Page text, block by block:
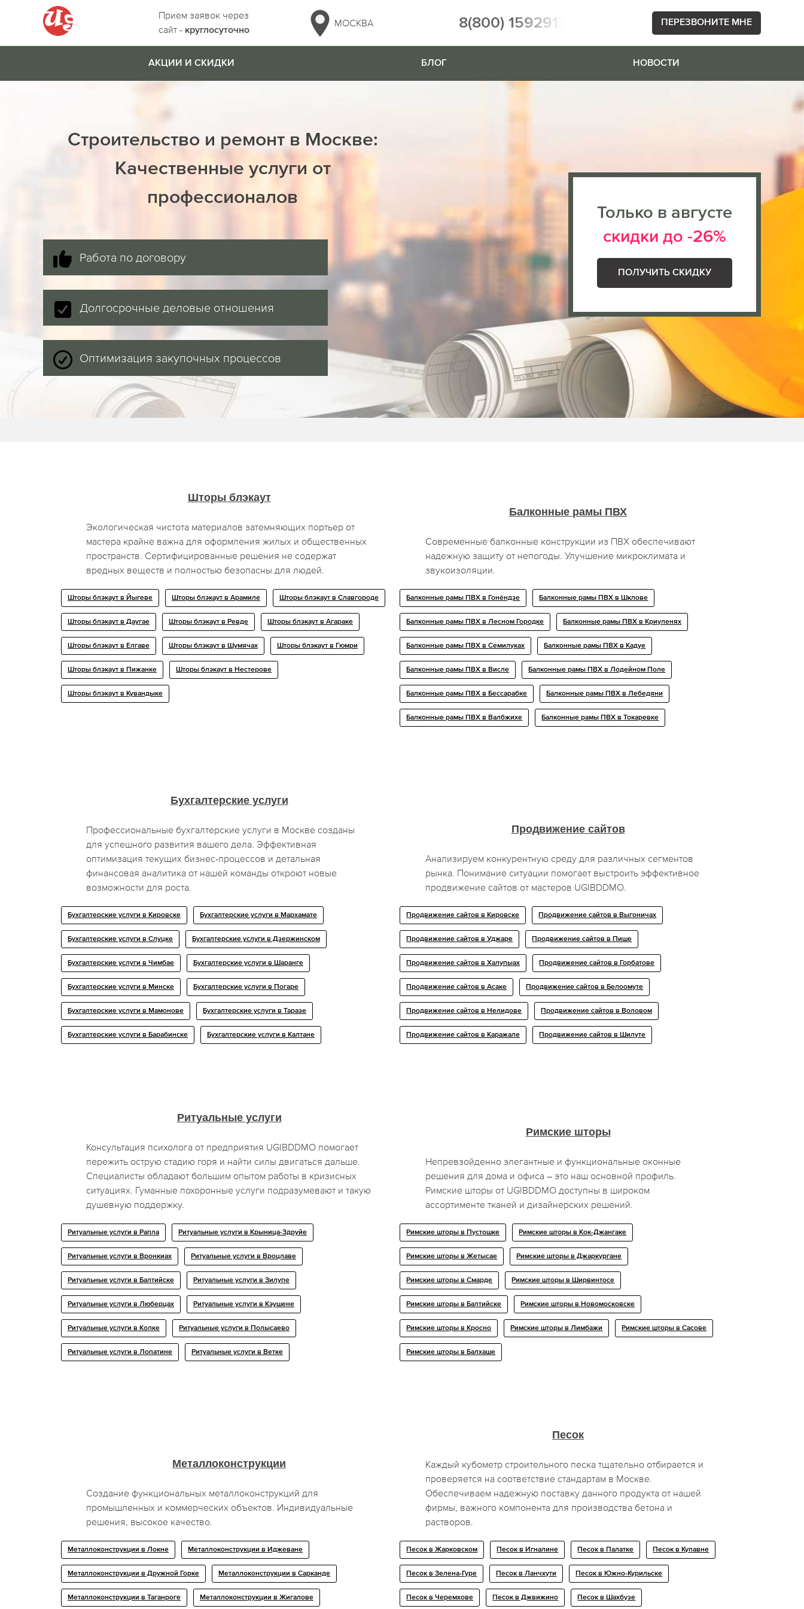
Прием заявок через
сайт - круглосуточно
МОСКВА 8(800) 1592913 ПЕРЕЗВОНИТЕ МНЕ
АКЦИИ И СКИДКИ БЛОГ НОВОСТИ
Строительство и ремонт в Москве:
Качественные услуги от
профессионалов
Работа по договору
Долгосрочные деловые отношения
Оптимизация закупочных процессов
Только в августе
скидки до -26%
ПОЛУЧИТЬ СКИДКУ
Шторы блэкаут
Экологическая чистота материалов затемняющих портьер от
мастера крайне важна для оформления жилых и общественных
пространств. Сертифицированные решения не содержат
вредных веществ и полностью безопасны для людей.
Шторы блэкаут в Йыгеве Шторы блэкаут в Арамиле Шторы блэкаут в Славгороде
Шторы блэкаут в Даугае Шторы блэкаут в Ревде Шторы блэкаут в Агараке
Шторы блэкаут в Елгаве Шторы блэкаут в Шумячах Шторы блэкаут в Гюмри
Шторы блэкаут в Пижанке Шторы блэкаут в Нестерове
Шторы блэкаут в Кувандыке
Балконные рамы ПВХ
Современные балконные конструкции из ПВХ обеспечивают
надежную защиту от непогоды. Улучшение микроклимата и
звукоизоляции.
Балконные рамы ПВХ в Гонёндзе Балконные рамы ПВХ в Шклове
Балконные рамы ПВХ в Лесном Городке Балконные рамы ПВХ в Криуленях
Балконные рамы ПВХ в Семилуках Балконные рамы ПВХ в Кадуе
Балконные рамы ПВХ в Висле Балконные рамы ПВХ в Лодейном Поле
Балконные рамы ПВХ в Бессарабке Балконные рамы ПВХ в Лебедяни
Балконные рамы ПВХ в Валбжихе Балконные рамы ПВХ в Токаревке
Бухгалтерские услуги
Профессиональные бухгалтерские услуги в Москве созданы
для успешного развития вашего дела. Эффективная
оптимизация текущих бизнес-процессов и детальная
финансовая аналитика от нашей команды откроют новые
возможности для роста.
Бухгалтерские услуги в Кировске Бухгалтерские услуги в Мархамате
Бухгалтерские услуги в Слуцке Бухгалтерские услуги в Дзержинском
Бухгалтерские услуги в Чимбае Бухгалтерские услуги в Шаранге
Бухгалтерские услуги в Минске Бухгалтерские услуги в Погаре
Бухгалтерские услуги в Мамонове Бухгалтерские услуги в Таразе
Бухгалтерские услуги в Барабинске Бухгалтерские услуги в Калтане
Продвижение сайтов
Анализируем конкурентную среду для различных сегментов
рынка. Понимание ситуации помогает выстроить эффективное
продвижение сайтов от мастеров UGIBDDMO.
Продвижение сайтов в Кировске Продвижение сайтов в Выгоничах
Продвижение сайтов в Уджаре Продвижение сайтов в Пише
Продвижение сайтов в Халупыах Продвижение сайтов в Горбатове
Продвижение сайтов в Асаке Продвижение сайтов в Белоомуте
Продвижение сайтов в Нелидове Продвижение сайтов в Воловом
Продвижение сайтов в Каражале Продвижение сайтов в Шилуте
Ритуальные услуги
Консультация психолога от предприятия UGIBDDMO помогает
пережить острую стадию горя и найти силы двигаться дальше.
Специалисты обладают большим опытом работы в кризисных
ситуациях. Гуманные похоронные услуги подразумевают и такую
душевную поддержку.
Ритуальные услуги в Рапла Ритуальные услуги в Крыница-Здруйе
Ритуальные услуги в Вронкиах Ритуальные услуги в Вроцлаве
Ритуальные услуги в Балтийске Ритуальные услуги в Зилупе
Ритуальные услуги в Люберцах Ритуальные услуги в Кэушене
Ритуальные услуги в Колке Ритуальные услуги в Полысаево
Ритуальные услуги в Лопатине Ритуальные услуги в Ветке
Римские шторы
Непревзойденно элегантные и функциональные оконные
решения для дома и офиса – это наш основной профиль.
Римские шторы от UGIBDDMO доступны в широком
ассортименте тканей и дизайнерских решений.
Римские шторы в Пустошке Римские шторы в Кок-Джангаке
Римские шторы в Жетысае Римские шторы в Джаркургане
Римские шторы в Смарде Римские шторы в Ширвинтосе
Римские шторы в Балтийске Римские шторы в Новомосковске
Римские шторы в Кросно Римские шторы в Лимбажи Римские шторы в Сасове
Римские шторы в Балхаше
Металлоконструкции
Создание функциональных металлоконструкций для
промышленных и коммерческих объектов. Индивидуальные
решения, высокое качество.
Металлоконструкции в Локне Металлоконструкции в Иджеване
Металлоконструкции в Дружной Горке Металлоконструкции в Сарканде
Металлоконструкции в Таганроге Металлоконструкции в Жигалове
Песок
Каждый кубометр строительного песка тщательно отбирается и
проверяется на соответствие стандартам в Москве.
Обеспечиваем надежную поставку данного продукта от нашей
фирмы, важного компонента для производства бетона и
растворов.
Песок в Жарковском Песок в Игналине Песок в Палатке Песок в Купавне
Песок в Зелена-Гуре Песок в Ланчхути Песок в Южно-Курильске
Песок в Черемхове Песок в Джвижино Песок в Шахбузе